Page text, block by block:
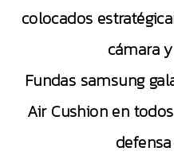
colocados
cámara
Fundas samsung
Air Cushion en